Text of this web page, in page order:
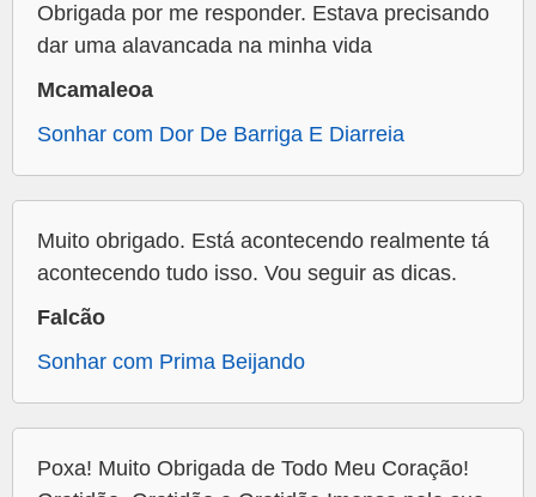
Obrigada por me responder. Estava precisando
dar uma alavancada na minha vida
Mcamaleoa
Sonhar com Dor De Barriga E Diarreia
Muito obrigado. Está acontecendo realmente tá
acontecendo tudo isso. Vou seguir as dicas.
Falcão
Sonhar com Prima Beijando
Poxa! Muito Obrigada de Todo Meu Coração!